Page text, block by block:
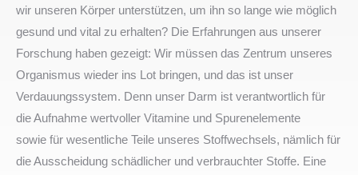
wir unseren Körper unterstützen, um ihn so lange wie möglich
gesund und vital zu erhalten? Die Erfahrungen aus unserer
Forschung haben gezeigt: Wir müssen das Zentrum unseres
Organismus wieder ins Lot bringen, und das ist unser
Verdauungssystem. Denn unser Darm ist verantwortlich für
die Aufnahme wertvoller Vitamine und Spurenelemente
sowie für wesentliche Teile unseres Stoffwechsels, nämlich für
die Ausscheidung schädlicher und verbrauchter Stoffe. Eine